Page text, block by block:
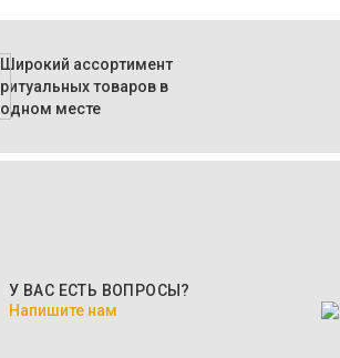
Широкий ассортимент
ритуальных товаров в
одном месте
У ВАС ЕСТЬ ВОПРОСЫ?
Напишите нам